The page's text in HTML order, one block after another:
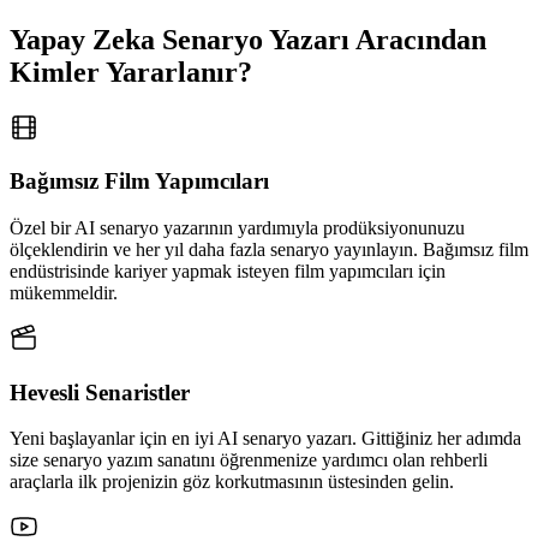
Yapay Zeka Senaryo Yazarı Aracından
Kimler Yararlanır?
Bağımsız Film Yapımcıları
Özel bir AI senaryo yazarının yardımıyla prodüksiyonunuzu
ölçeklendirin ve her yıl daha fazla senaryo yayınlayın. Bağımsız film
endüstrisinde kariyer yapmak isteyen film yapımcıları için
mükemmeldir.
Hevesli Senaristler
Yeni başlayanlar için en iyi AI senaryo yazarı. Gittiğiniz her adımda
size senaryo yazım sanatını öğrenmenize yardımcı olan rehberli
araçlarla ilk projenizin göz korkutmasının üstesinden gelin.